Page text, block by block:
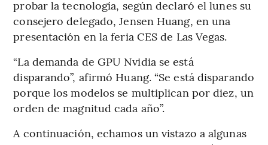
probar la tecnología, según declaró el lunes su
consejero delegado, Jensen Huang, en una
presentación en la feria CES de Las Vegas.
“La demanda de GPU Nvidia se está
disparando”, afirmó Huang. “Se está disparando
porque los modelos se multiplican por diez, un
orden de magnitud cada año”.
A continuación, echamos un vistazo a algunas